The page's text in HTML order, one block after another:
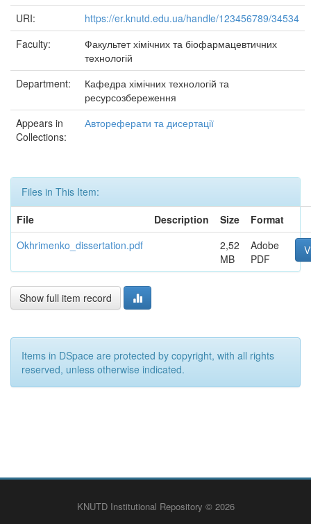
URI:
https://er.knutd.edu.ua/handle/123456789/34534
Faculty:
Факультет хімічних та біофармацевтичних
технологій
Department:
Кафедра хімічних технологій та
ресурсозбереження
Appears in
Collections:
Автореферати та дисертації
Files in This Item:
File
Description Size
Format
Okhrimenko_dissertation.pdf
2,52
MB
Adobe
PDF
Show full item record
Items in DSpace are protected by copyright, with all rights
reserved, unless otherwise indicated.
KNUTD Institutional Repository © 2026